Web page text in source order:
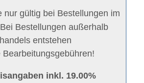
nur gültig bei Bestellungen im
Bestellungen außerhalb
entstehen
inkl. 19.00%